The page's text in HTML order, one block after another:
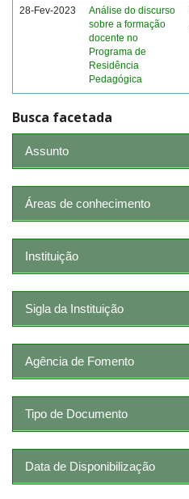
28-Fev-2023
Análise do discurso
sobre a formação
docente no
Programa de
Residência
Pedagógica
Busca facetada
Assunto
Áreas de conhecimento
Instituição
Sigla da Instituição
Agência de Fomento
Tipo de Documento
Data de Disponibilização